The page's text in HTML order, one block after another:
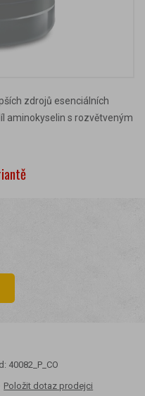
zdrojů esenciálních
aminokyselin s rozvětveným
40082_P_CO
Položit dotaz prodejci